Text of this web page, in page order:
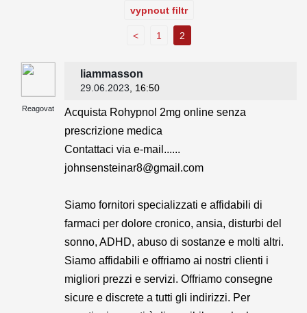
vypnout filtr
< 1 2
Reagovat
liammasson
29.06.2023 , 16:50
Acquista Rohypnol 2mg online senza
prescrizione medica
Contattaci via e-mail......
johnsensteinar8@gmail.com
Siamo fornitori specializzati e affidabili di
farmaci per dolore cronico, ansia, disturbi del
sonno, ADHD, abuso di sostanze e molti altri.
Siamo affidabili e offriamo ai nostri clienti i
migliori prezzi e servizi. Offriamo consegne
sicure e discrete a tutti gli indirizzi. Per